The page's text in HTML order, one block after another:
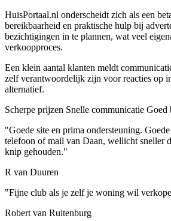
HuisPortaal.nl onderscheidt zich als een
bereikbaarheid en praktische hulp bij
bezichtigingen in te plannen, wat veel
verkoopproces.
Een klein aantal klanten meldt
zelf verantwoordelijk zijn voor reacties op
alternatief.
Scherpe prijzen Snelle communicatie Goed
"Goede site en prima ondersteuning.
telefoon of mail van Daan, wellicht sneller
knip gehouden."
R van Duuren
"Fijne club als je zelf je woning wil
Robert van Ruitenburg